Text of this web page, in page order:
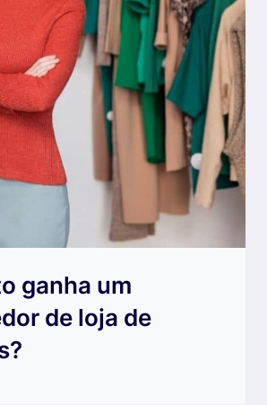
ganha um
de loja de